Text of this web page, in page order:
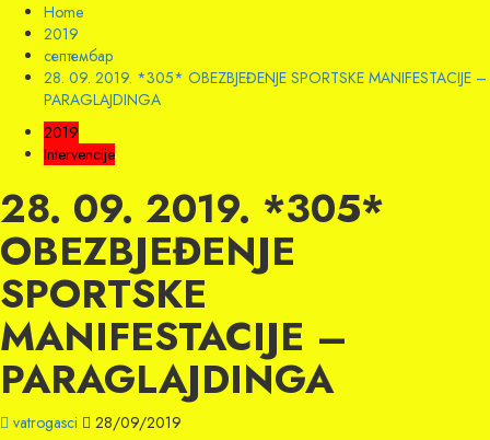
Home
2019
септембар
28. 09. 2019. *305* OBEZBJEĐENJE SPORTSKE MANIFESTACIJE –
PARAGLAJDINGA
2019
Intervencije
28. 09. 2019. *305*
OBEZBJEĐENJE
SPORTSKE
MANIFESTACIJE –
PARAGLAJDINGA
vatrogasci 28/09/2019